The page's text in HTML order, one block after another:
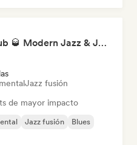
Smoky Jazz Club 🥃 Modern Jazz & Jazz Fusion to Sip an Old Fashioned to
Jazz fusión
de mayor impacto
Jazz fusión
Blues